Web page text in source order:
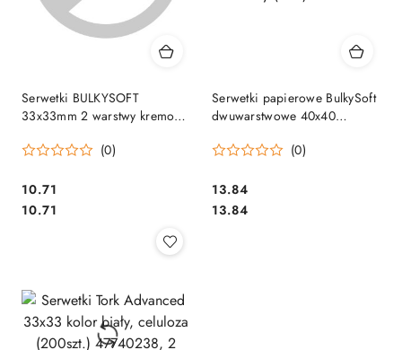
Serwetki BULKYSOFT
33x33mm 2 warstwy kremowe
(0)
Cena:
10.71
Cena:
10.71
Serwetki papierowe BulkySoft
dwuwarstwowe 40x40
32990
(0)
Cena:
13.84
Cena:
13.84